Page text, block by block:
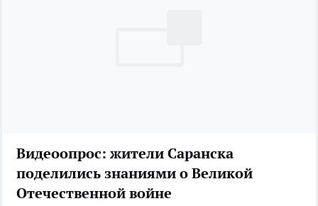
Видеоопрос: жители Саранска
поделились знаниями о Великой
Отечественной войне